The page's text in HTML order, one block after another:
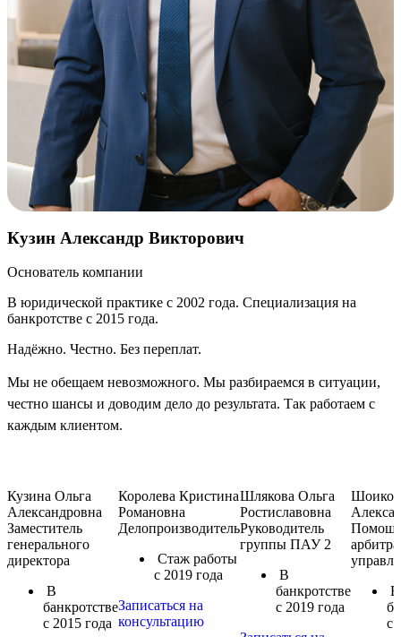
Кузин Александр Викторович
Основатель компании
В юридической практике с 2002 года. Специализация на
банкротстве с 2015 года.
Надёжно. Честно. Без переплат.
Мы не обещаем невозможного. Мы разбираемся в ситуации,
честно шансы и доводим дело до результата. Так работаем с
каждым клиентом.
Кузина Ольга
Александровна
Заместитель
генерального
директора
В
банкротстве
с 2015 года
Королева Кристина
Романовна
Делопроизводитель
Стаж работы
с 2019 года
Записаться на
консультацию
Шлякова Ольга
Ростиславовна
Руководитель
группы ПАУ 2
В
банкротстве
с 2019 года
В
с